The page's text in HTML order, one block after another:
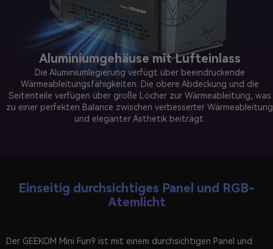
Aluminiumgehäuse mit Lufteinlass
Die Aluminiumlegierung verfügt über beeindruckende
Wärmeableitungsfähigkeiten. Die obere Abdeckung und die
Seitenteile verfügen über große Löcher zur Wärmeableitung, was
zu einer perfekten Balance zwischen verbesserter Wärmeableitung
und eleganter Ästhetik beiträgt.
Einseitig durchsichtiges Panel und RGB-
Atemlicht
Der GEEKOM Mini Fun9 ist mit einem durchsichtigen Panel und